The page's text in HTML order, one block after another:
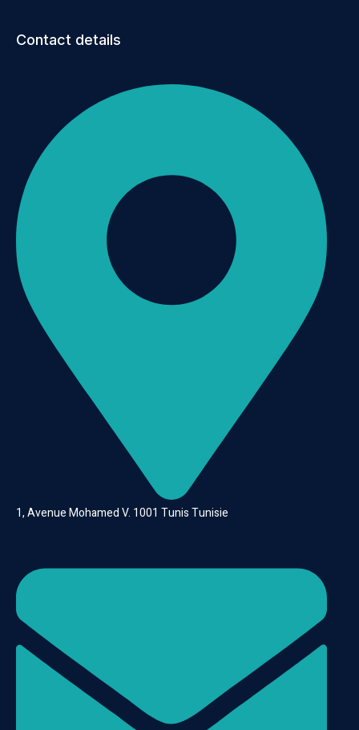
Contact details
1, Avenue Mohamed V. 1001 Tunis Tunisie